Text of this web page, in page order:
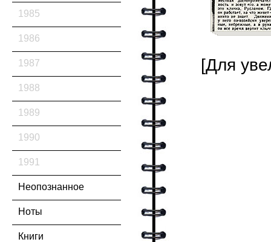
1985
1986
1987
1988
1989
1990
1991
Неопознанное
Ноты
Книги
[Для